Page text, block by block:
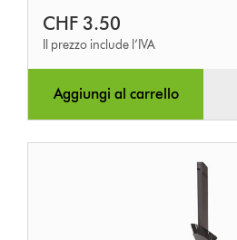
CHF 3.50
Il prezzo include l’IVA
Aggiungi al carrello